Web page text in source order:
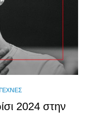
2024 στην